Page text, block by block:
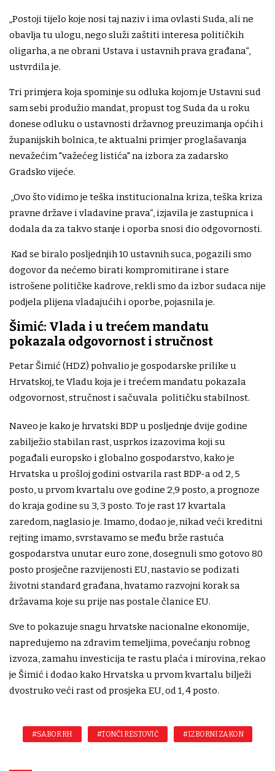
„Postoji tijelo koje nosi taj naziv i ima ovlasti Suda, ali ne
obavlja tu ulogu, nego služi zaštiti interesa političkih
oligarha, a ne obrani Ustava i ustavnih prava građana“,
ustvrdila je.
Tri primjera koja spominje su odluka kojom je Ustavni sud
sam sebi produžio mandat, propust tog Suda da u roku
donese odluku o ustavnosti državnog preuzimanja općih i
županijskih bolnica, te aktualni primjer proglašavanja
nevažećim "važećeg listića" na izbora za zadarsko
Gradsko vijeće.
„Ovo što vidimo je teška institucionalna kriza, teška kriza
pravne države i vladavine prava“, izjavila je zastupnica i
dodala da za takvo stanje i oporba snosi dio odgovornosti.
Kad se biralo posljednjih 10 ustavnih suca, pogazili smo
dogovor da nećemo birati kompromitirane i stare
istrošene političke kadrove, rekli smo da izbor sudaca nije
podjela plijena vladajućih i oporbe, pojasnila je.
Šimić: Vlada i u trećem mandatu
pokazala odgovornost i stručnost
Petar Šimić (HDZ) pohvalio je gospodarske prilike u
Hrvatskoj, te Vladu koja je i trećem mandatu pokazala
odgovornost, stručnost i sačuvala političku stabilnost.
Naveo je kako je hrvatski BDP u posljednje dvije godine
zabilježio stabilan rast, usprkos izazovima koji su
pogađali europsko i globalno gospodarstvo, kako je
Hrvatska u prošloj godini ostvarila rast BDP-a od 2, 5
posto, u prvom kvartalu ove godine 2,9 posto, a prognoze
do kraja godine su 3, 3 posto. To je rast 17 kvartala
zaredom, naglasio je. Imamo, dodao je, nikad veći kreditni
rejting imamo, svrstavamo se među brže rastuća
gospodarstva unutar euro zone, dosegnuli smo gotovo 80
posto prosječne razvijenosti EU, nastavio se podizati
životni standard građana, hvatamo razvojni korak sa
državama koje su prije nas postale članice EU.
Sve to pokazuje snagu hrvatske nacionalne ekonomije,
napredujemo na zdravim temeljima, povećanju robnog
izvoza, zamahu investicija te rastu plaća i mirovina, rekao
je Šimić i dodao kako Hrvatska u prvom kvartalu bilježi
dvostruko veći rast od prosjeka EU, od 1, 4 posto.
#SABOR RH #TONČI RESTOVIĆ #IZBORNI ZAKON